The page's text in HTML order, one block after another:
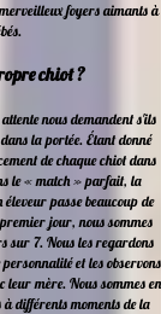
foyers aimants à
chiot ?
nous demandent s'ils
la portée. Étant donné
de chaquechiot dans
le « match » parfait, la
passe beaucoup de
premierjour, nous sommes
sur 7. Nous les regardons
et les observons
leur mère. Nous sommes en
différents moments dela